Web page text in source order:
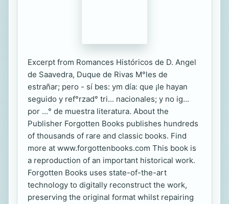
Excerpt from Romances Históricos de D. Angel
de Saavedra, Duque de Rivas M°les de
estrañar; pero - sí bes: ym día: que ¡le hayan
seguido y ref°rzad° tri... nacionales; y no ig...
por ...° de muestra literatura. About the
Publisher Forgotten Books publishes hundreds
of thousands of rare and classic books. Find
more at www.forgottenbooks.com This book is
a reproduction of an important historical work.
Forgotten Books uses state-of-the-art
technology to digitally reconstruct the work,
preserving the original format whilst repairing